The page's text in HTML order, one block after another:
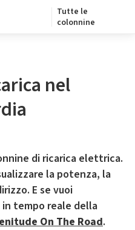
Tutte le
colonnine
nel
di ricarica elettrica.
la potenza, la
E se vuoi
tempo reale della
On The Road.